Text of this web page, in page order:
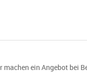
machen ein Angebot bei